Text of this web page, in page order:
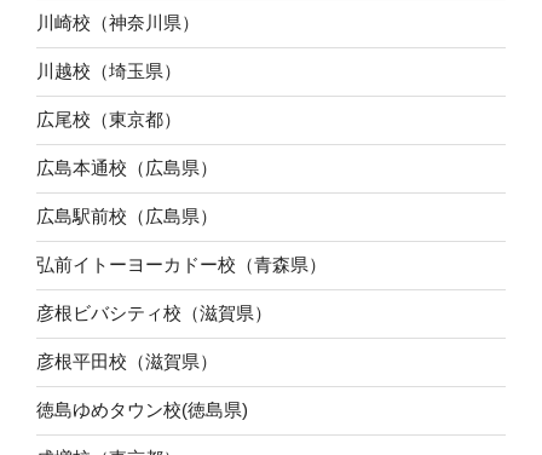
川崎校（神奈川県）
川越校（埼玉県）
広尾校（東京都）
広島本通校（広島県）
広島駅前校（広島県）
弘前イトーヨーカドー校（青森県）
彦根ビバシティ校（滋賀県）
彦根平田校（滋賀県）
徳島ゆめタウン校(徳島県)